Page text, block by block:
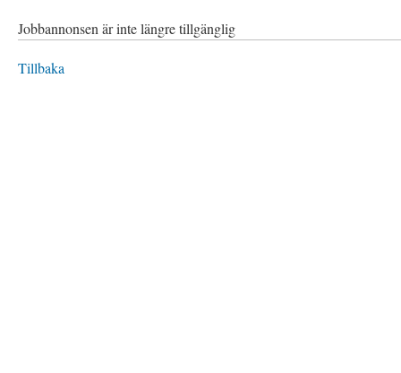
Jobbannonsen är inte längre tillgänglig
Tillbaka